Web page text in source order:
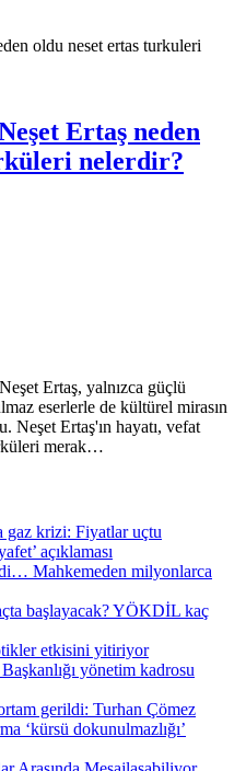
Ertaş neden
nelerdir?
Ertaş, yalnızca güçlü
eserlerle de kültürel mirasın
Neşet Ertaş'ın hayatı, vefat
merak…
gaz krizi: Fiyatlar uçtu
açıklaması
Mahkemeden milyonlarca
başlayacak? YÖKDİL kaç
etkisini yitiriyor
yönetim kadrosu
gerildi: Turhan Çömez
‘kürsü dokunulmazlığı’